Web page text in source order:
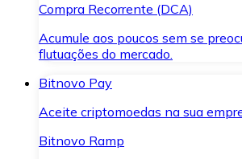
Compra Recorrente (DCA)
Acumule aos poucos sem se
flutuações do mercado.
Bitnovo Pay
Aceite criptomoedas na sua
Bitnovo Ramp